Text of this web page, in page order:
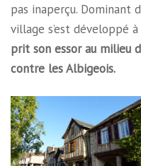
pas inaperçu. Dominant
village s’est développé
prit son essor au milieu
contre les Albigeois.